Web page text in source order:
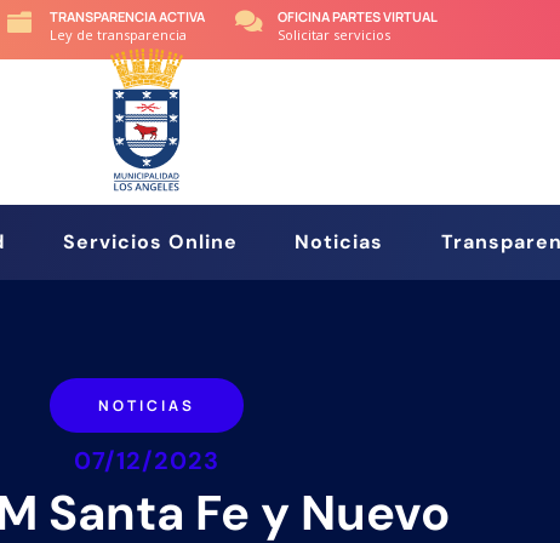

TRANSPARENCIA ACTIVA
Ley de transparencia

OFICINA PARTES VIRTUAL
Solicitar servicios
Servicios Online Noticias
NOTICIAS
07/12/2023
Santa Fe y Nuevo